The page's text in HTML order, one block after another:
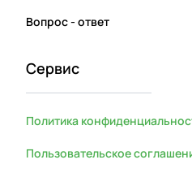
Вопрос - ответ
Сервис
Политика
Пользовательское